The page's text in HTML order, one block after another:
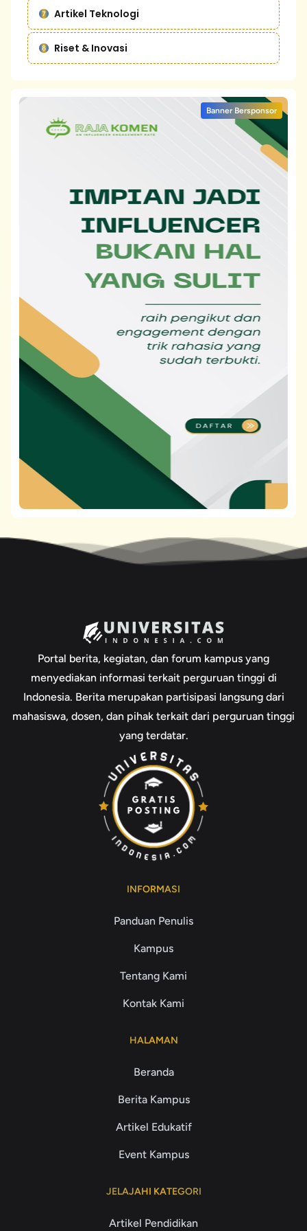
Artikel Teknologi
Riset & Inovasi
Banner Bersponsor
Portal berita, kegiatan, dan forum kampus yang
menyediakan informasi terkait perguruan tinggi di
Indonesia. Berita merupakan partisipasi langsung dari
mahasiswa, dosen, dan pihak terkait dari perguruan tinggi
yang terdatar.
INFORMASI
Panduan Penulis
Kampus
Tentang Kami
Kontak Kami
HALAMAN
Beranda
Berita Kampus
Artikel Edukatif
Event Kampus
JELAJAHI KATEGORI
Artikel Pendidikan